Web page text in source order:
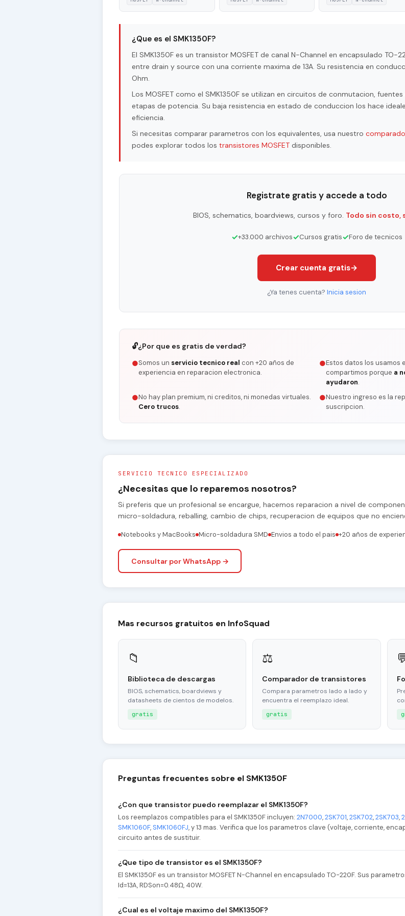
¿Que es el SMK1350F?
El SMK1350F es un transistor MOSFET de canal N-Channel en encapsulado TO-
entre drain y source con una corriente maxima de 13A. Su resistencia en
Ohm.
Los MOSFET como el SMK1350F se utilizan en circuitos de conmutacion,
etapas de potencia. Su baja resistencia en estado de conduccion los hace
eficiencia.
Si necesitas comparar parametros con los equivalentes, usa nuestro
podes explorar todos los transistores MOSFET disponibles.
Registrate gratis y accede a todo
BIOS, schematics, boardviews, cursos y foro. Todo sin costo,
✓+33.000 archivos✓Cursos gratis✓Foro de tecnicos
Crear cuenta gratis→
¿Ya tenes cuenta? Inicia sesion
🔓¿Por que es gratis de verdad?
●Somos un servicio tecnico real con +20 años de
experiencia en reparacion electronica.
●Estos datos los usamos
compartimos porque a
ayudaron.
●No hay plan premium, ni creditos, ni monedas virtuales.
Cero trucos.
●Nuestro ingreso es la
suscripcion.
SERVICIO TECNICO ESPECIALIZADO
¿Necesitas que lo reparemos nosotros?
Si preferis que un profesional se encargue, hacemos reparacion a nivel de
micro-soldadura, reballing, cambio de chips, recuperacion de equipos que no
Notebooks y MacBooks Micro-soldadura SMD Envios a todo el pais +20 años de
Consultar por WhatsApp →
Mas recursos gratuitos en InfoSquad
📁
Biblioteca de descargas
BIOS, schematics, boardviews y
datasheets de cientos de modelos.
gratis
⚖
Comparador de transistores
Compara parametros lado a lado y
encuentra el reemplazo ideal.
gratis
Preguntas frecuentes sobre el SMK1350F
¿Con que transistor puedo reemplazar el SMK1350F?
Los reemplazos compatibles para el SMK1350F incluyen: 2N7000,2SK701,2SK702,2SK703,
SMK1060F, SMK1060FJ, y 13 mas. Verifica que los parametros clave (voltaje, corriente,
circuito antes de sustituir.
¿Que tipo de transistor es el SMK1350F?
El SMK1350F es un transistor MOSFET N-Channel en encapsulado TO-220F. Sus
Id=13A, RDSon=0.48Ω, 40W.
¿Cual es el voltaje maximo del SMK1350F?